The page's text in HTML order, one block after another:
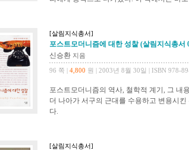
[살림지식총서]
포스트모더니즘에 대한 성찰 (살림지식총서
신승환지음
96 쪽 | 4,800 원 | 2003년 8월 30일 | ISBN 978-
포스트모더니즘의 역사, 철학적 계기, 그 내
더 나아가 서구의 근대를 수용하고 변용시
다.
[살림지식총서]